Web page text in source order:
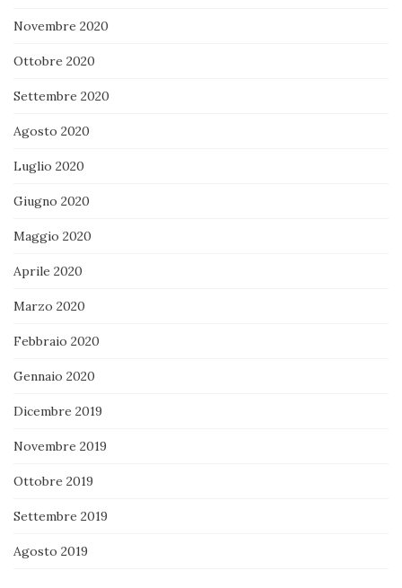
Novembre 2020
Ottobre 2020
Settembre 2020
Agosto 2020
Luglio 2020
Giugno 2020
Maggio 2020
Aprile 2020
Marzo 2020
Febbraio 2020
Gennaio 2020
Dicembre 2019
Novembre 2019
Ottobre 2019
Settembre 2019
Agosto 2019